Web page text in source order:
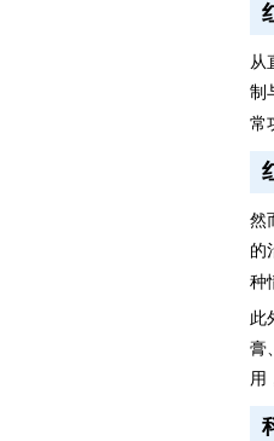
从
制
常
然
的
种
此
膏
用